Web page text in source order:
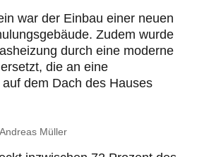
war der Einbau einer neuen
Zudem wurde
durch eine moderne
die an eine
dem Dach des Hauses
Müller